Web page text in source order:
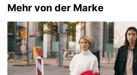
Mehr von der Marke